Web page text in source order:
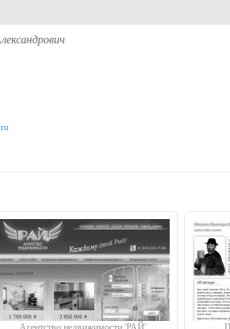
лександрович